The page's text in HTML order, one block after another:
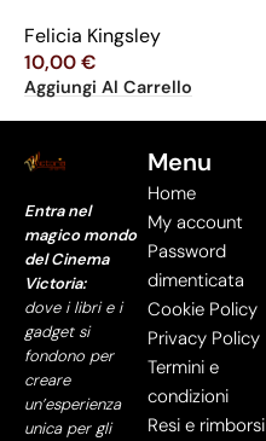
Felicia Kingsley
10,00€
Aggiungi Al Carrello
Entra nel
magico mondo
del Cinema
Victoria:
dove i libri e i
gadget si
fondono per
creare
un’esperienza
unica per gli
Menu
Home
My account
Password
dimenticata
Cookie Policy
Privacy Policy
Termini e
condizioni
Resi e rimborsi